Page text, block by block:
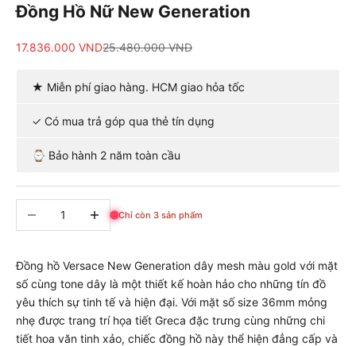
Đồng Hồ Nữ New Generation
Giá bán
17.836.000 VNDGiá cả phải chăng
25.480.000 VND
★ Miễn phí giao hàng. HCM giao hỏa tốc
✓ Có mua trả góp qua thẻ tín dụng
⌚ Bảo hành 2 năm toàn cầu
Giảm số lượngTăng số lượng
Chỉ còn 3 sản phẩm
Đồng hồ Versace New Generation dây mesh màu gold với mặt
số cùng tone dây là một thiết kế hoàn hảo cho những tín đồ
yêu thích sự tinh tế và hiện đại. Với mặt số size 36mm mỏng
nhẹ được trang trí họa tiết Greca đặc trưng cùng những chi
tiết hoa văn tinh xảo, chiếc đồng hồ này thể hiện đẳng cấp và